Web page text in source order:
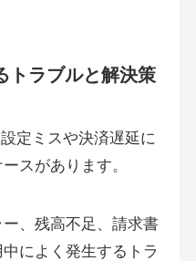
トラブルと解決策
定ミスや決済遅延に
スがあります。
、残高不足、請求書
によく発生するトラ